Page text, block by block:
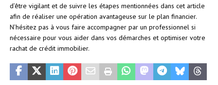
d’être vigilant et de suivre les étapes mentionnées dans cet article
afin de réaliser une opération avantageuse sur le plan financier.
N’hésitez pas à vous faire accompagner par un professionnel si
nécessaire pour vous aider dans vos démarches et optimiser votre
rachat de crédit immobilier.